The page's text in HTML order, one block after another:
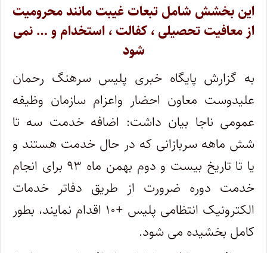
این بخشش شامل تبعات غیبت مانند محرومیت
از معافیت تحصیلی ، کفالت ، استخدام و … نمی
شود
به گزارش پایگاه خبری پلیس سرهنگ رحمان
علیدوست معاون احضار واعزام سازمان وظیفه
عمومی ناجا بیان داشت: اضافه خدمت سه تا
شش ماهه سربازانی که در حال خدمت هستند و
یا تا تاریخ بیست و دوم بهمن ماه ۹۳ برای انجام
خدمت دوره ضرورت از طریق دفاتر خدمات
الکترونیک انتظامی پلیس +۱۰ اقدام نمایند، بطور
کامل بخشیده می شود.